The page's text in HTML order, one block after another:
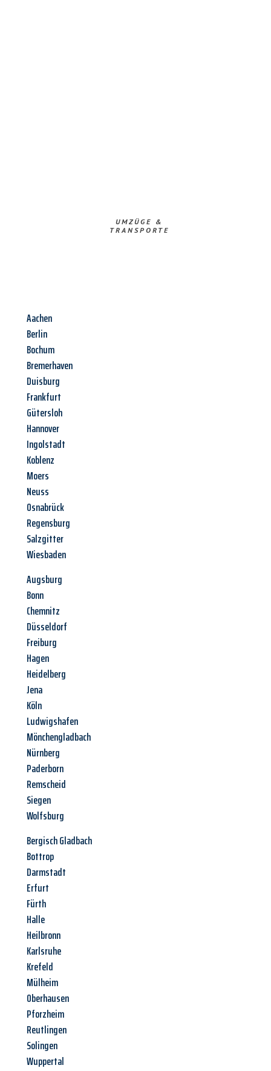
UMZÜGE &
TRANSPORTE
Aachen
Berlin
Bochum
Bremerhaven
Duisburg
Frankfurt
Gütersloh
Hannover
Ingolstadt
Koblenz
Moers
Neuss
Osnabrück
Regensburg
Salzgitter
Wiesbaden
Augsburg
Bonn
Chemnitz
Düsseldorf
Freiburg
Hagen
Heidelberg
Jena
Köln
Ludwigshafen
Mönchengladbach
Nürnberg
Paderborn
Remscheid
Siegen
Wolfsburg
Bergisch Gladbach
Bottrop
Darmstadt
Erfurt
Fürth
Halle
Heilbronn
Karlsruhe
Krefeld
Mülheim
Oberhausen
Pforzheim
Reutlingen
Solingen
Wuppertal